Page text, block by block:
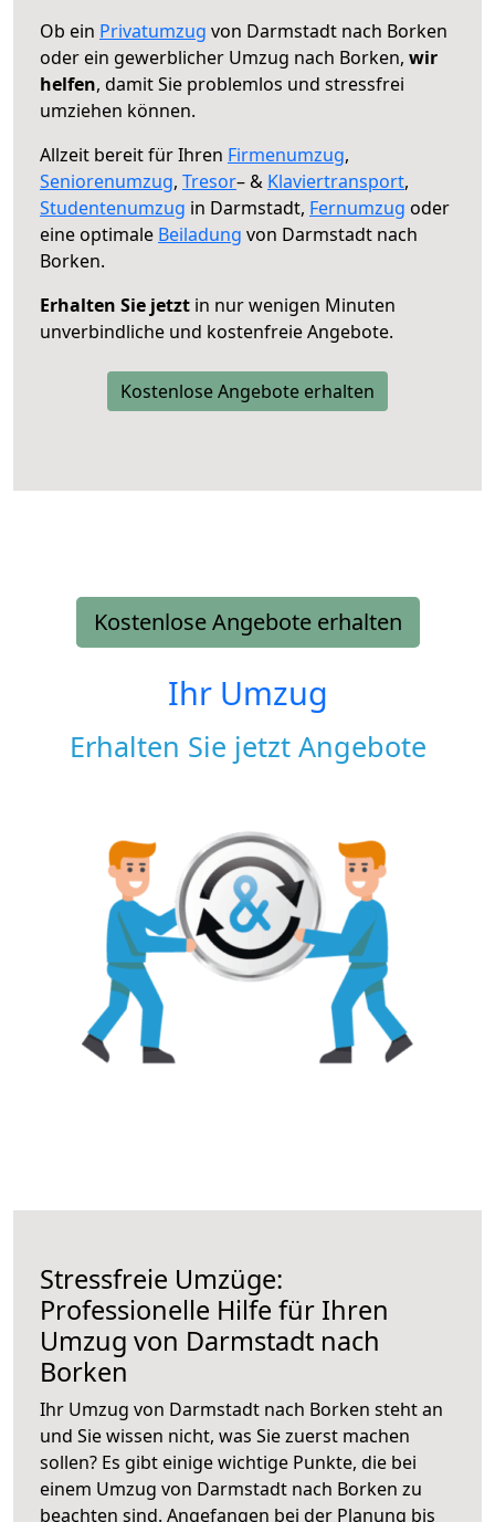
Ob ein Privatumzug von Darmstadt nach Borken
oder ein gewerblicher Umzug nach Borken, wir
helfen, damit Sie problemlos und stressfrei
umziehen können.
Allzeit bereit für Ihren Firmenumzug,
Seniorenumzug, Tresor– & Klaviertransport,
Studentenumzug in Darmstadt, Fernumzug oder
eine optimale Beiladung von Darmstadt nach
Borken.
Erhalten Sie jetzt in nur wenigen Minuten
unverbindliche und kostenfreie Angebote.
Kostenlose Angebote erhalten
Kostenlose Angebote erhalten
Ihr Umzug
Erhalten Sie jetzt Angebote
Stressfreie Umzüge:
Professionelle Hilfe für Ihren
Umzug von Darmstadt nach
Borken
Ihr Umzug von Darmstadt nach Borken steht an
und Sie wissen nicht, was Sie zuerst machen
sollen? Es gibt einige wichtige Punkte, die bei
einem Umzug von Darmstadt nach Borken zu
beachten sind. Angefangen bei der Planung bis